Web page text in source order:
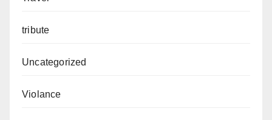
tribute
Uncategorized
Violance